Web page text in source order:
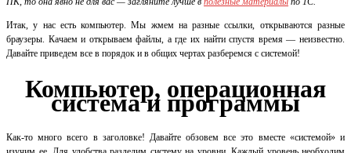
Итак, у нас есть компьютер. Мы жмем на разные ссылки, открываются разные
браузеры. Качаем и открываем файлы, а где их найти спустя время — неизвестно.
Давайте приведем все в порядок и в общих чертах разберемся с системой!
Компьютер, операционная
система и программы
Как-то много всего в заголовке! Давайте обзовем все это вместе «системой» и